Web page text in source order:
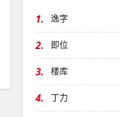
1. 逸字
2. 即位
3. 楼库
4. 丁力